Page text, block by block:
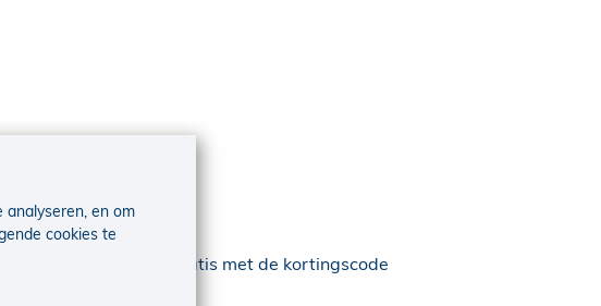
jaar twee maanden gratis met de kortingscode
analyseren, en om
cookies te